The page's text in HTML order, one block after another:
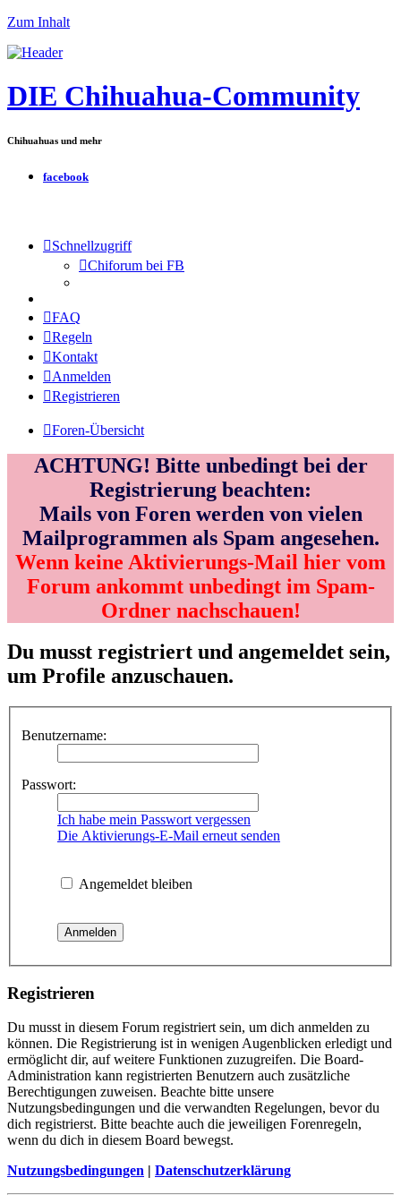
Zum Inhalt
DIE Chihuahua-Community
Chihuahuas und mehr
facebook
Schnellzugriff
Chiforum bei FB
FAQ
Regeln
Kontakt
Anmelden
Registrieren
Foren-Übersicht
ACHTUNG! Bitte unbedingt bei der
Registrierung beachten:
Mails von Foren werden von vielen
Mailprogrammen als Spam angesehen.
Wenn keine Aktivierungs-Mail hier vom
Forum ankommt unbedingt im Spam-
Ordner nachschauen!
Du musst registriert und angemeldet sein,
um Profile anzuschauen.
Benutzername:
Passwort:
Ich habe mein Passwort vergessen
Die Aktivierungs-E-Mail erneut senden
Angemeldet bleiben
Registrieren
Du musst in diesem Forum registriert sein, um dich anmelden zu
können. Die Registrierung ist in wenigen Augenblicken erledigt und
ermöglicht dir, auf weitere Funktionen zuzugreifen. Die Board-
Administration kann registrierten Benutzern auch zusätzliche
Berechtigungen zuweisen. Beachte bitte unsere
Nutzungsbedingungen und die verwandten Regelungen, bevor du
dich registrierst. Bitte beachte auch die jeweiligen Forenregeln,
wenn du dich in diesem Board bewegst.
Nutzungsbedingungen | Datenschutzerklärung